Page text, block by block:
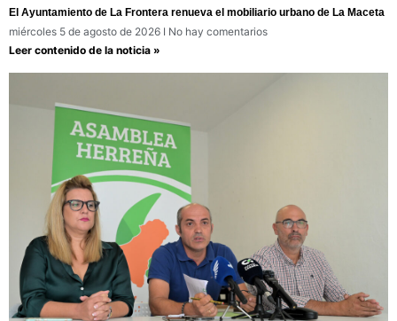
El Ayuntamiento de La Frontera renueva el mobiliario urbano de La Maceta
miércoles 5 de agosto de 2026
No hay comentarios
Leer contenido de la noticia »